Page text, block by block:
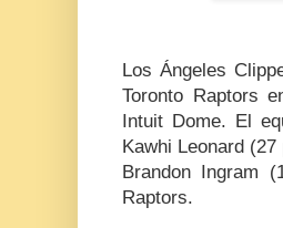
Los Ángeles
Toronto Raptors
Intuit Dome. El
Kawhi Leonard
Brandon Ingram
Raptors.